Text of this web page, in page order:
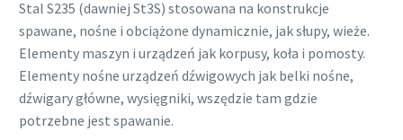
Stal S235 (dawniej St3S) stosowana na konstrukcje
spawane, nośne i obciążone dynamicznie, jak słupy, wieże.
Elementy maszyn i urządzeń jak korpusy, koła i pomosty.
Elementy nośne urządzeń dźwigowych jak belki nośne,
dźwigary główne, wysięgniki, wszędzie tam gdzie
potrzebne jest spawanie.